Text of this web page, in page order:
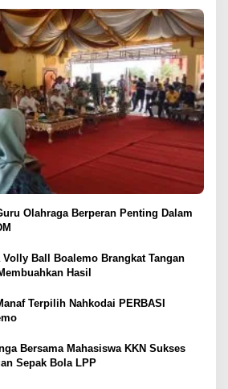
Olahraga Berperan Penting Dalam
Volly Ball Boalemo Brangkat Tangan
Hasil
Terpilih Nahkodai PERBASI
Bersama Mahasiswa KKN Sukses
Sepak Bola LPP